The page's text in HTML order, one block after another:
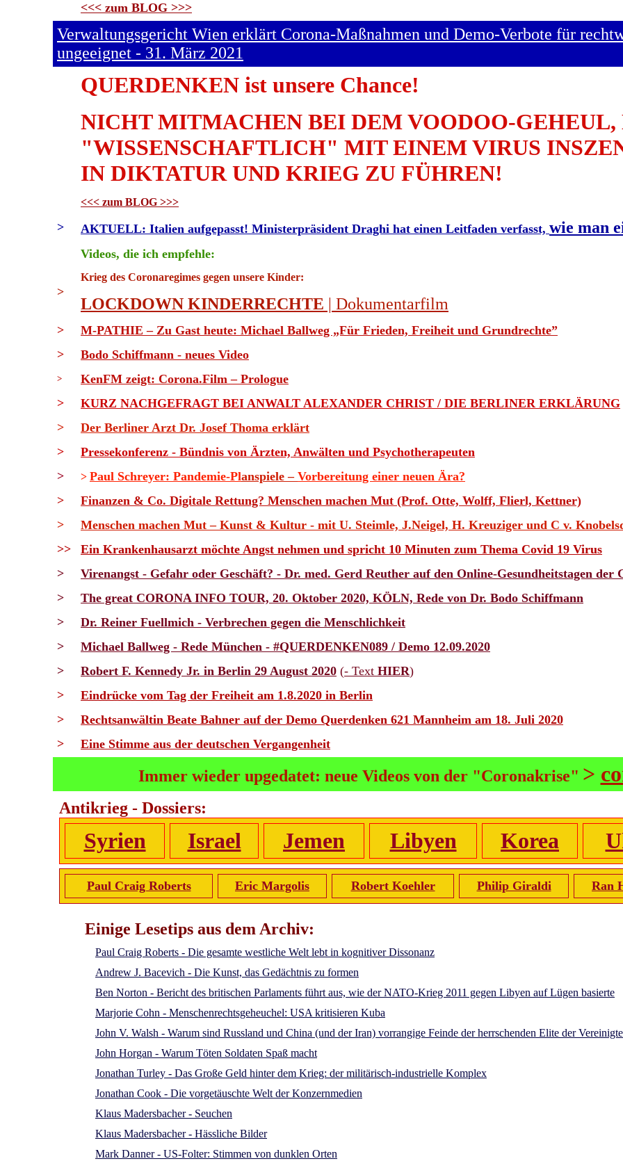
<<< zum BLOG >>>
Verwaltungsgericht Wien erklärt Corona-Maßnahmen und Demo-Verbote für
ungeeignet - 31. März 2021
QUERDENKEN ist unsere Chance!
NICHT MITMACHEN BEI DEM VOODOO-GEHEUL,
"WISSENSCHAFTLICH" MIT EINEM VIRUS
IN DIKTATUR UND KRIEG ZU FÜHREN!
<<< zum BLOG >>>
> AKTUELL: Italien aufgepasst! Ministerpräsident Draghi hat einen Leitfaden verfasst, wie man
Videos, die ich empfehle:
>
Krieg des Coronaregimes gegen unsere Kinder:
LOCKDOWN KINDERRECHTE | Dokumentarfilm
>
M-PATHIE – Zu Gast heute: Michael Ballweg „Für Frieden, Freiheit und Grundrechte”
>
Bodo Schiffmann - neues Video
>
KenFM zeigt: Corona.Film – Prologue
>
KURZ NACHGEFRAGT BEI ANWALT ALEXANDER CHRIST / DIE BERLINER ERKLÄRUNG
>
Der Berliner Arzt Dr. Josef Thoma erklärt
>
Pressekonferenz - Bündnis von Ärzten, Anwälten und Psychotherapeuten
>
> Paul Schreyer: Pandemie-Planspiele – Vorbereitung einer neuen Ära?
>
Finanzen & Co. Digitale Rettung? Menschen machen Mut (Prof. Otte, Wolff, Flierl, Kettner)
>
Menschen machen Mut – Kunst & Kultur - mit U. Steimle, J.Neigel, H. Kreuziger und C v.
>>
Ein Krankenhausarzt möchte Angst nehmen und spricht 10 Minuten zum Thema Covid 19 Virus
>
Virenangst - Gefahr oder Geschäft? - Dr. med. Gerd Reuther auf den Online-Gesundheitstagen der
>
The great CORONA INFO TOUR, 20. Oktober 2020, KÖLN, Rede von Dr. Bodo Schiffmann
>
Dr. Reiner Fuellmich - Verbrechen gegen die Menschlichkeit
>
Michael Ballweg - Rede München - #QUERDENKEN089 / Demo 12.09.2020
>
Robert F. Kennedy Jr. in Berlin 29 August 2020 (- Text HIER)
>
Eindrücke vom Tag der Freiheit am 1.8.2020 in Berlin
>
Rechtsanwältin Beate Bahner auf der Demo Querdenken 621 Mannheim am 18. Juli 2020
>
Eine Stimme aus der deutschen Vergangenheit
Immer wieder upgedatet: neue Videos von der "Coronakrise" >
Antikrieg - Dossiers:
Syrien Israel Jemen Libyen Korea
Paul Craig Roberts Eric Margolis Robert Koehler Philip Giraldi Ran
Einige Lesetips aus dem Archiv:
Paul Craig Roberts - Die gesamte westliche Welt lebt in kognitiver Dissonanz
Andrew J. Bacevich - Die Kunst, das Gedächtnis zu formen
Ben Norton - Bericht des britischen Parlaments führt aus, wie der NATO-Krieg 2011 gegen Libyen auf Lügen basierte
Marjorie Cohn - Menschenrechtsgeheuchel: USA kritisieren Kuba
John V. Walsh - Warum sind Russland und China (und der Iran) vorrangige Feinde der herrschenden Elite der
John Horgan - Warum Töten Soldaten Spaß macht
Jonathan Turley - Das Große Geld hinter dem Krieg: der militärisch-industrielle Komplex
Jonathan Cook - Die vorgetäuschte Welt der Konzernmedien
Klaus Madersbacher - Seuchen
Klaus Madersbacher - Hässliche Bilder
Mark Danner - US-Folter: Stimmen von dunklen Orten